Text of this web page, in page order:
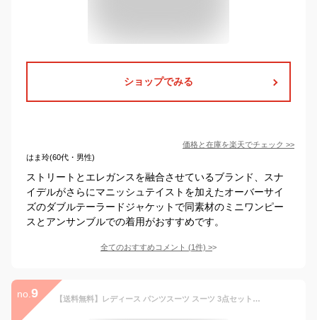
ショップでみる
価格と在庫を楽天でチェック >>
はま玲(60代・男性)
ストリートとエレガンスを融合させているブランド、スナ
イデルがさらにマニッシュテイストを加えたオーバーサイ
ズのダブルテーラードジャケットで同素材のミニワンピー
スとアンサンブルでの着用がおすすめです。
全てのおすすめコメント (1件) >
no. 9 【送料無料】レディース パンツスーツ スーツ 3点セット ジャケット+パンツ+ベスト チェック柄 セットアップ パンツセット おしゃれ カジュアル 着痩せ 二次会 お呼ばれ 通勤 OL オフィス リクルート 就活 フォーマル セレモニー ビジネススーツ 発表会 成人式 卒業式 制服